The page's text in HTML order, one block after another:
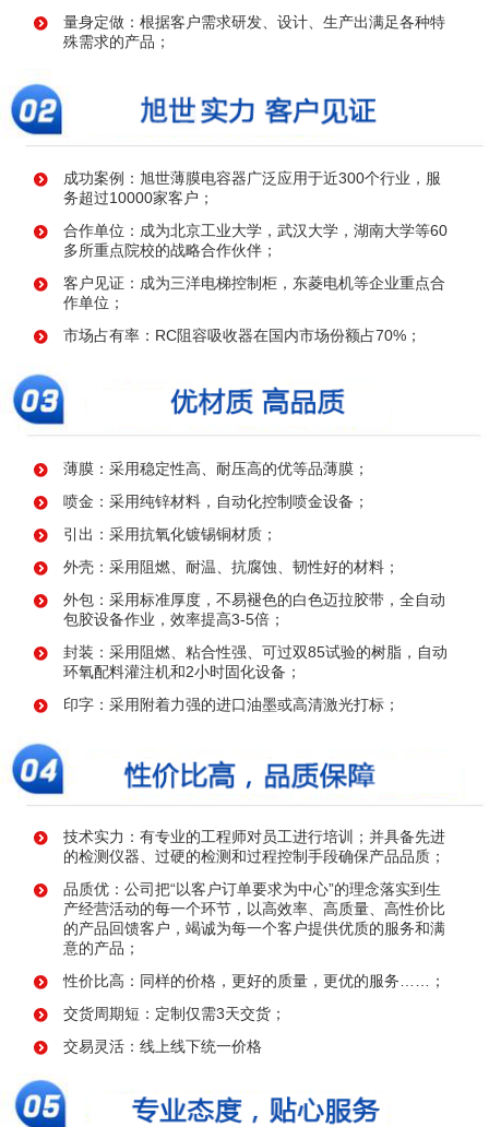
量身定做：根据客户需求研发、设计、生产出满足各种特
殊需求的产品；
成功案例：旭世薄膜电容器广泛应用于近300个行业，服
务超过10000家客户；
合作单位：成为北京工业大学，武汉大学，湖南大学等60
多所重点院校的战略合作伙伴；
客户见证：成为三洋电梯控制柜，东菱电机等企业重点合
作单位；
市场占有率：RC阻容吸收器在国内市场份额占70%；
薄膜：采用稳定性高、耐压高的优等品薄膜；
喷金：采用纯锌材料，自动化控制喷金设备；
引出：采用抗氧化镀锡铜材质；
外壳：采用阻燃、耐温、抗腐蚀、韧性好的材料；
外包：采用标准厚度，不易褪色的白色迈拉胶带，全自动
包胶设备作业，效率提高3-5倍；
封装：采用阻燃、粘合性强、可过双85试验的树脂，自动
环氧配料灌注机和2小时固化设备；
印字：采用附着力强的进口油墨或高清激光打标；
技术实力：有专业的工程师对员工进行培训；并具备先进
的检测仪器、过硬的检测和过程控制手段确保产品品质；
品质优：公司把“以客户订单要求为中心”的理念落实到生
产经营活动的每一个环节，以高效率、高质量、高性价比
的产品回馈客户，竭诚为每一个客户提供优质的服务和满
意的产品；
性价比高：同样的价格，更好的质量，更优的服务……；
交货周期短：定制仅需3天交货；
交易灵活：线上线下统一价格